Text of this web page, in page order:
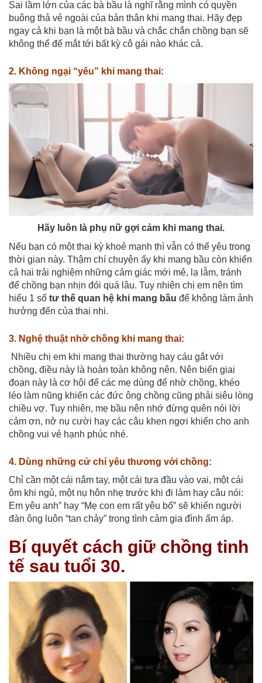
Sai lầm lớn của các bà bầu là nghĩ rằng mình có quyền
buông thả vẻ ngoài của bản thân khi mang thai. Hãy đẹp
ngay cả khi bạn là một bà bầu và chắc chắn chồng bạn sẽ
không thể để mắt tới bất kỳ cô gái nào khác cả.
2. Không ngại “yêu” khi mang thai:
Hãy luôn là phụ nữ gợi cảm khi mang thai.
Nếu bạn có một thai kỳ khoẻ mạnh thì vẫn có thể yêu trong
thời gian này. Thậm chí chuyện ấy khi mang bầu còn khiến
cả hai trải nghiệm những cảm giác mới mẻ, lạ lẫm, tránh
để chồng bạn nhịn đói quá lâu. Tuy nhiên chị em nên tìm
hiểu 1 số tư thế quan hệ khi mang bầu để không làm ảnh
hưởng đến của thai nhi.
3. Nghệ thuật nhờ chồng khi mang thai:
Nhiều chị em khi mang thai thường hay cáu gắt với
chồng, điều này là hoàn toàn không nên. Nên biến giai
đoạn này là cơ hội để các mẹ dùng để nhờ chồng, khéo
léo làm nũng khiến các đức ông chồng cũng phải siêu lòng
chiều vợ. Tuy nhiên, mẹ bầu nên nhớ đừng quên nói lời
cảm ơn, nở nụ cười hay các câu khen ngợi khiến cho anh
chồng vui vẻ hạnh phúc nhé.
4. Dùng những cử chỉ yêu thương với chồng:
Chỉ cần một cái nắm tay, một cái tựa đầu vào vai, một cái
ôm khi ngủ, một nụ hôn nhẹ trước khi đi làm hay câu nói:
Em yêu anh” hay “Mẹ con em rất yêu bố” sẽ khiến người
đàn ông luôn “tan chảy” trong tình cảm gia đình ấm áp.
Bí quyết cách giữ chồng tinh
tế sau tuổi 30.